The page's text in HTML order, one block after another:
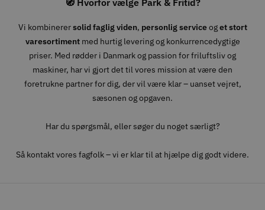
Vi kombinerersolid faglig viden, personlig serviceoget stort
varesortimentmed hurtig levering og konkurrencedygtige
priser. Med rødder i Danmark og passion for friluftsliv og
maskiner, har vi gjort det til vores mission at være den
foretrukne partner for dig, der vil være klar – uanset vejret,
sæsonen og opgaven.
Har du spørgsmål, eller søger du noget særligt?
Så kontakt vores fagfolk – vi er klar til at hjælpe dig godt videre.